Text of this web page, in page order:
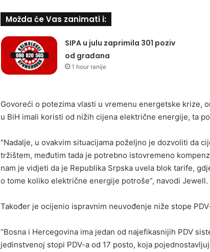
Možda će Vas zanimati i:
SIPA u julu zaprimila 301 poziv
od građana
1 hour ranije
Govoreći o potezima vlasti u vremenu energetske krize,
u BiH imali koristi od nižih cijena električne energije, ta
“Nadalje, u ovakvim situacijama poželjno je dozvoliti da
tržištem, međutim tada je potrebno istovremeno
nam je vidjeti da je Republika Srpska uvela blok tarife,
o tome koliko električne energije potroše”, navodi Jewell.
Također je ocijenio ispravnim neuvođenje niže stope
“Bosna i Hercegovina ima jedan od najefikasnijih PDV
jedinstvenoj stopi PDV-a od 17 posto, koja